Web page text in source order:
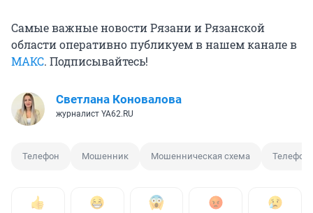
Самые важные новости Рязани и Рязанской
области оперативно публикуем в нашем канале в
МАКС. Подписывайтесь!
Светлана Коновалова
журналист YA62.RU
Телефон Мошенник Мошенническая схема